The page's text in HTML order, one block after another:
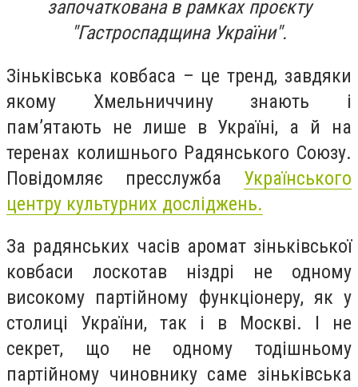
започаткована в рамках проєкту
"Гастроспадщина України".
Зіньківська ковбаса – це тренд, завдяки
якому Хмельниччину знають і
пам’ятають не лише в Україні, а й на
теренах колишнього Радянського Союзу.
Повідомляє пресслужба Українського
центру культурних досліджень.
За радянських часів аромат зіньківської
ковбаси лоскотав ніздрі не одному
високому партійному функціонеру, як у
столиці України, так і в Москві. І не
секрет, що не одному тодішньому
партійному чиновнику саме зіньківська